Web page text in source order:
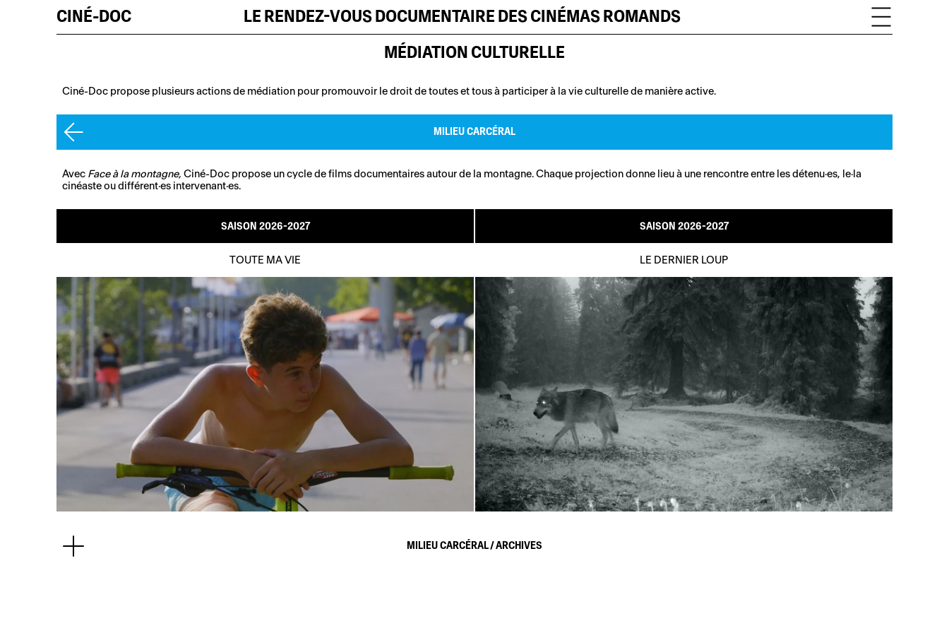
CINÉ-DOC LE RENDEZ-VOUS DOCUMENTAIRE DES CINÉMAS ROMANDS
MÉDIATION CULTURELLE
Ciné-Doc propose plusieurs actions de médiation pour promouvoir le droit de toutes et tous à participer à la vie culturelle de manière active.
MILIEU CARCÉRAL
Avec Face à la montagne, Ciné-Doc propose un cycle de films documentaires autour de la montagne. Chaque projection donne lieu à une rencontre entre les détenu·es, le·la
cinéaste ou différent·es intervenant·es.
SAISON 2026-2027
TOUTE MA VIE
les problèmes avec la justice. Mais lorsqu’il perd pied, il enfourche son vélo, dévale
les pentes lausannoises et devient le roi du bitume. Tourné sur trois ans, Toute ma vie
SAISON 2026-2027
LE DERNIER LOUP
faune exécutent leur mission, Fabrice, berger, choisit une autre voie: protéger ses
moutons sans armes et tenter de sauver l’ultime loup. Une course haletante entre
MILIEU CARCÉRAL / ARCHIVES